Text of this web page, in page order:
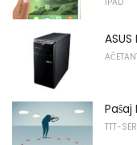
Paŝaj
TTT-